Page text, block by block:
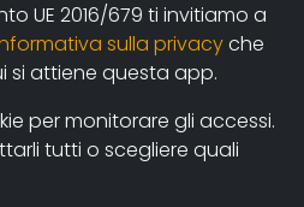
UE 2016/679 ti invitiamo a
sulla privacyche
si attiene questa app.
per monitorare gli accessi.
tutti o scegliere quali